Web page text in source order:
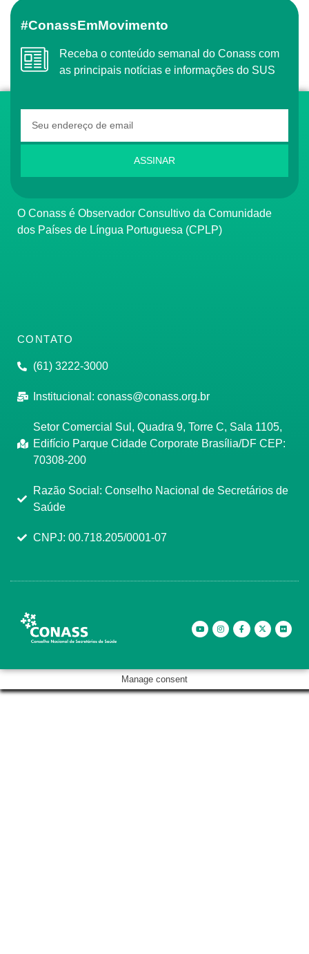
#ConassEmMovimento
Receba o conteúdo semanal do Conass com
as principais notícias e informações do SUS
ASSINAR
O Conass é Observador Consultivo da Comunidade
dos Países de Língua Portuguesa (CPLP)
CONTATO
(61) 3222-3000
Institucional: conass@conass.org.br
Setor Comercial Sul, Quadra 9, Torre C, Sala 1105,
Edifício Parque Cidade Corporate Brasília/DF CEP:
70308-200
Razão Social: Conselho Nacional de Secretários de
Saúde
CNPJ: 00.718.205/0001-07
Manage consent